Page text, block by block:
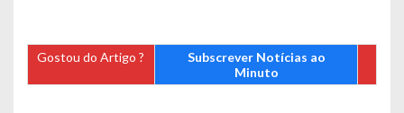
Gostou do Artigo ?
Subscrever Notícias ao
Minuto